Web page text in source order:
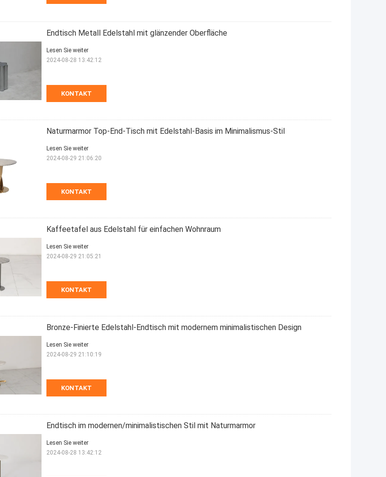
Endtisch Metall Edelstahl mit glänzender Oberfläche
KONTAKT
Lesen Sie weiter
2024-08-28 13:42:12
Naturmarmor Top-End-Tisch mit Edelstahl-Basis im Minimalismus-Stil
KONTAKT
Lesen Sie weiter
2024-08-29 21:06:20
Kaffeetafel aus Edelstahl für einfachen Wohnraum
KONTAKT
Lesen Sie weiter
2024-08-29 21:05:21
Bronze-Finierte Edelstahl-Endtisch mit modernem minimalistischen Design
KONTAKT
Lesen Sie weiter
2024-08-29 21:10:19
Endtisch im modernen/minimalistischen Stil mit Naturmarmor
Lesen Sie weiter
2024-08-28 13:42:12